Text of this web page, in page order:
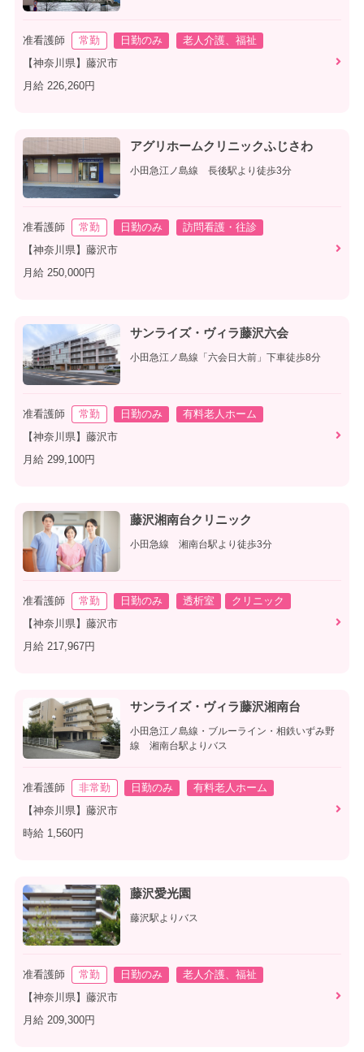
准看護師 常勤 日勤のみ
老人介護、福祉
【神奈川県】藤沢市
月給 226,260円
アグリホームクリニックふじさわ
小田急江ノ島線 長後駅より徒歩3分
准看護師 常勤 日勤のみ
訪問看護・往診
【神奈川県】藤沢市
月給 250,000円
サンライズ・ヴィラ藤沢六会
小田急江ノ島線「六会日大前」下車徒歩8分
准看護師 常勤 日勤のみ
有料老人ホーム
【神奈川県】藤沢市
月給 299,100円
藤沢湘南台クリニック
小田急線 湘南台駅より徒歩3分
准看護師 常勤 日勤のみ 透析室
クリニック
【神奈川県】藤沢市
月給 217,967円
サンライズ・ヴィラ藤沢湘南台
小田急江ノ島線・ブルーライン・相鉄いずみ野
線 湘南台駅よりバス
准看護師 非常勤 日勤のみ
有料老人ホーム
【神奈川県】藤沢市
時給 1,560円
藤沢愛光園
藤沢駅よりバス
准看護師 常勤 日勤のみ
老人介護、福祉
【神奈川県】藤沢市
月給 209,300円